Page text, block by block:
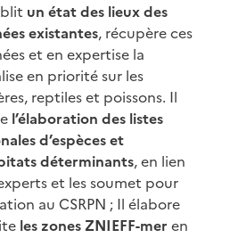
un état des lieux des
existantes, récupère ces
et en expertise la
en priorité sur les
reptiles et poissons. Il
l’élaboration des listes
d’espèces et
déterminants, en lien
et les soumet pour
au CSRPN ; Il élabore
les zones ZNIEFF-mer en